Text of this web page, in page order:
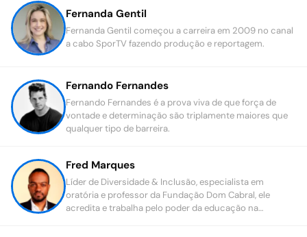
Fernanda Gentil
Fernanda Gentil começou a carreira em 2009 no canal
a cabo SporTV fazendo produção e reportagem.
Fernando Fernandes
Fernando Fernandes é a prova viva de que força de
vontade e determinação são triplamente maiores que
qualquer tipo de barreira.
Fred Marques
Líder de Diversidade & Inclusão, especialista em
oratória e professor da Fundação Dom Cabral, ele
acredita e trabalha pelo poder da educação na